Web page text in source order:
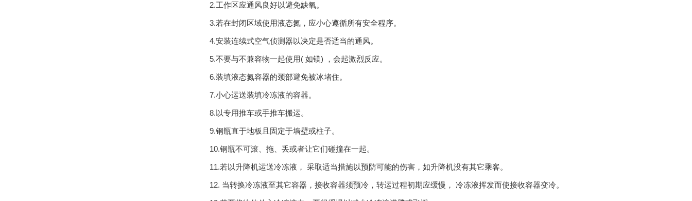
2.工作区应通风良好以避免缺氧。
3.若在封闭区域使用液态氮，应小心遵循所有安全程序。
4.安装连续式空气侦测器以决定是否适当的通风。
5.不要与不兼容物一起使用( 如镁) ，会起激烈反应。
6.装填液态氮容器的颈部避免被冰堵住。
7.小心运送装填冷冻液的容器。
8.以专用推车或手推车搬运。
9.钢瓶直于地板且固定于墙壁或柱子。
10.钢瓶不可滚、拖、丢或者让它们碰撞在一起。
11.若以升降机运送冷冻液， 采取适当措施以预防可能的伤害，如升降机没有其它乘客。
12. 当转换冷冻液至其它容器，接收容器须预冷，转运过程初期应缓慢， 冷冻液挥发而使接收容器变冷。